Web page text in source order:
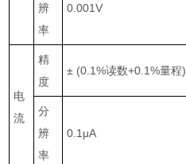
辨
率
0.001V
电
流
精
度
± (0.1%读数+0.1%量程)
分
辨
率
0.1 μA